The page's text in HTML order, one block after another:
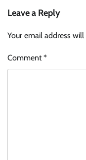
Leave a Reply
Your email address
Comment*